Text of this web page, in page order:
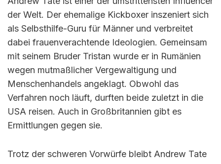
der Welt. Der ehemalige Kickboxer inszeniert sich
als Selbsthilfe-Guru für Männer und verbreitet
dabei frauenverachtende Ideologien. Gemeinsam
mit seinem Bruder Tristan wurde er in Rumänien
wegen mutmaßlicher Vergewaltigung und
Menschenhandels angeklagt. Obwohl das
Verfahren noch läuft, durften beide zuletzt in die
USA reisen. Auch in Großbritannien gibt es
Ermittlungen gegen sie.
Trotz der schweren Vorwürfe bleibt Andrew Tate